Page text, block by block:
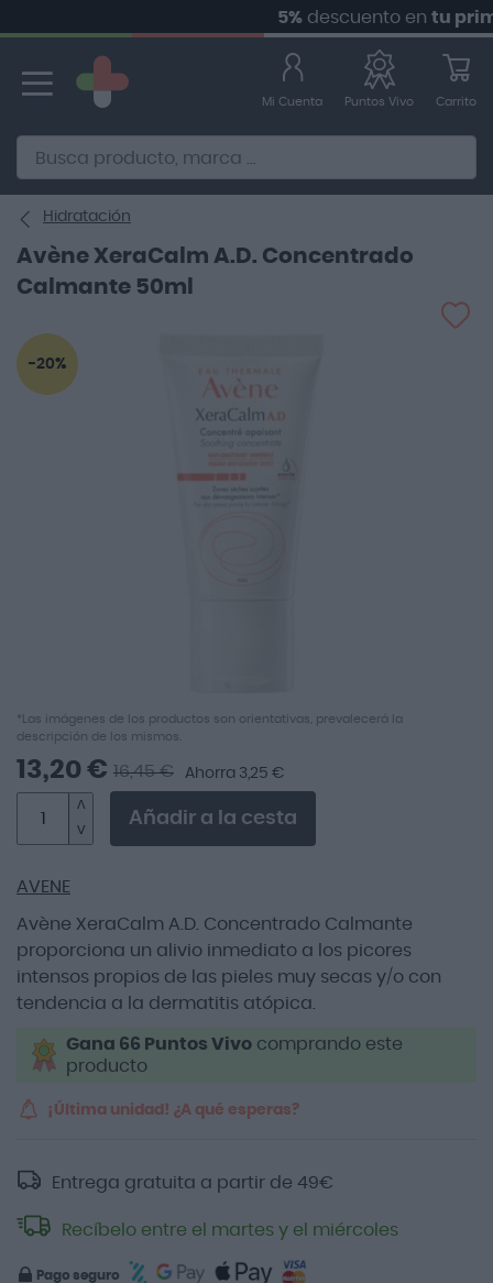
descuento entu primer
contenido
Alternative to Doofinder Ecommerce Search
Mi Cuenta Puntos Vivo Carrito
Hidratación
Avène XeraCalm A.D. Concentrado
Calmante 50ml
-20%
Saltar
final
Saltar
al
comienzo
galería
de
*Las imágenes de los productos son orientativas, prevalecerá la
descripción de los mismos.
AVENE
Avène XeraCalm A.D. Concentrado Calmante
proporciona un alivio inmediato a los picores
intensos propios de las pieles muy secas y/o con
tendencia a la dermatitis atópica.
Gana 66 Puntos Vivo comprando este
producto
13,20 € 16,45 € Ahorra 3,25 €
Añadir a la cesta
¡Última unidad! ¿A qué esperas?
Entrega gratuita a partir de 49€
Recíbelo entre el martes y el miércoles
Pago seguro